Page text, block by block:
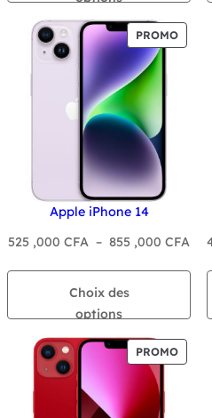
PROMO
Apple iPhone 14
525 ,000CFA – 855 ,000CFA
Choix des
options
PROMO